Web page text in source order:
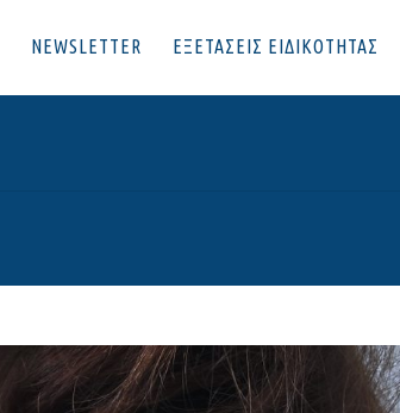
NEWSLETTER ΕΞΕΤΑΣΕΙΣ ΕΙΔΙΚΟΤΗΤΑΣ